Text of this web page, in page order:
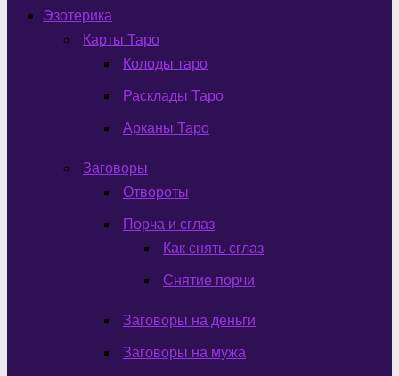
Эзотерика
Карты Таро
Колоды таро
Расклады Таро
Арканы Таро
Заговоры
Отвороты
Порча и сглаз
Как снять сглаз
Снятие порчи
Заговоры на деньги
Заговоры на мужа